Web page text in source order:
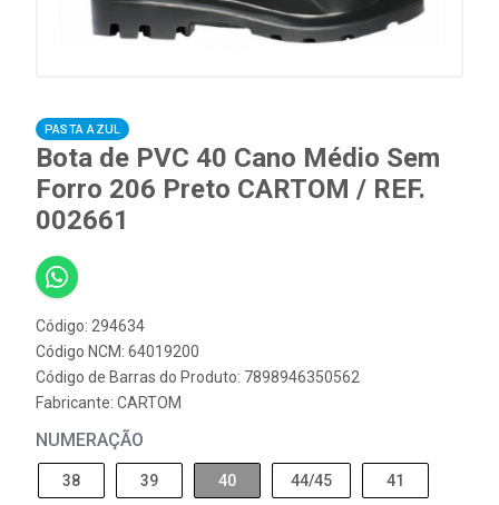
PASTA AZUL
Bota de PVC 40 Cano Médio Sem
Forro 206 Preto CARTOM / REF.
002661
Código: 294634
Código NCM: 64019200
Código de Barras do Produto: 7898946350562
Fabricante: CARTOM
NUMERAÇÃO
38 39 40 44/45 41